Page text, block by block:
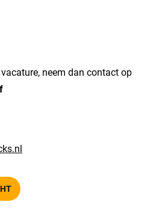
neem dan contact op